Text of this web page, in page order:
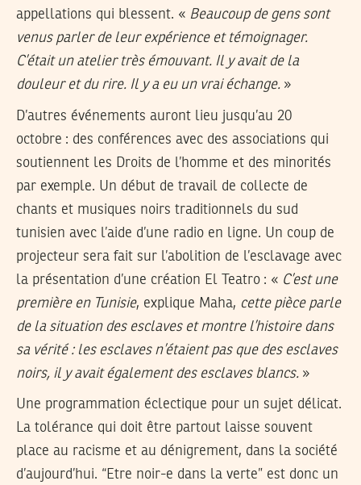
appellations qui blessent. « Beaucoup de gens sont
venus parler de leur expérience et témoignager.
C’était un atelier très émouvant. Il y avait de la
douleur et du rire. Il y a eu un vrai échange. »
D’autres événements auront lieu jusqu’au 20
octobre : des conférences avec des associations qui
soutiennent les Droits de l’homme et des minorités
par exemple. Un début de travail de collecte de
chants et musiques noirs traditionnels du sud
tunisien avec l’aide d’une radio en ligne. Un coup de
projecteur sera fait sur l’abolition de l’esclavage avec
la présentation d’une création El Teatro : « C’est une
première en Tunisie, explique Maha, cette pièce parle
de la situation des esclaves et montre l’histoire dans
sa vérité : les esclaves n’étaient pas que des esclaves
noirs, il y avait également des esclaves blancs. »
Une programmation éclectique pour un sujet délicat.
La tolérance qui doit être partout laisse souvent
place au racisme et au dénigrement, dans la société
d’aujourd’hui. “Etre noir-e dans la verte” est donc un